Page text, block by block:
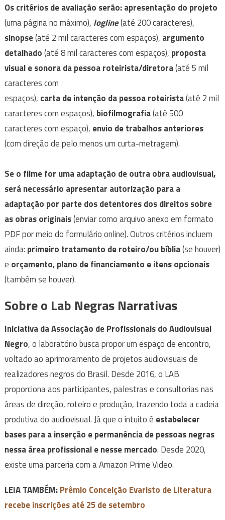
Os critérios de avaliação serão:apresentação do projeto
(uma página no máximo), logline(até 200 caracteres),
sinopse(até 2 mil caracteres com espaços), argumento
detalhado(até 8 mil caracteres com espaços), proposta
visual e sonora da pessoa roteirista/diretora(até 5 mil
caracteres com
espaços), carta de intenção da pessoa roteirista(até 2 mil
caracteres com espaços), biofilmografia(até 500
caracteres com espaço), envio de trabalhos anteriores
(com direção de pelo menos um curta-metragem).
Se o filme for uma adaptação de outra obra audiovisual,
será necessário apresentar autorização para a
adaptação por parte dos detentores dos direitos sobre
as obras originais(enviar como arquivo anexo em formato
PDF por meio do formulário online). Outros critérios incluem
ainda: primeiro tratamento de roteiro/ou bíblia(se houver)
e orçamento, plano de financiamento e itens opcionais
(também se houver).
Sobre o Lab Negras Narrativas
Iniciativa da Associação de Profissionais do Audiovisual
Negro, o laboratório busca propor um espaço de encontro,
voltado ao aprimoramento de projetos audiovisuais de
realizadores negros do Brasil. Desde 2016, o LAB
proporciona aos participantes, palestras e consultorias nas
áreas de direção, roteiro e produção, trazendo toda a cadeia
produtiva do audiovisual. Já que o intuito é estabelecer
bases para a inserção e permanência de pessoas negras
nessa área profissional e nesse mercado. Desde 2020,
existe uma parceria com a Amazon Prime Video.
LEIA TAMBÉM:Prêmio Conceição Evaristo de Literatura
recebe inscrições até 25 de setembro